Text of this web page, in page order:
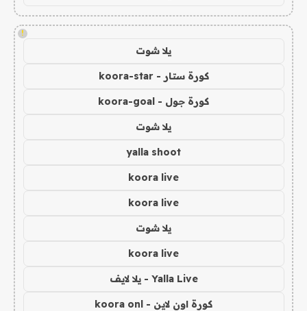
!
يلا شوت
كورة ستار - koora-star
كورة جول - koora-goal
يلا شوت
yalla shoot
koora live
koora live
يلا شوت
koora live
Yalla Live - يلا لايف
كورة اون لاين - koora onl